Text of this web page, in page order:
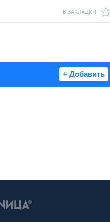
В ЗАКЛАДКИ
+ Добавить